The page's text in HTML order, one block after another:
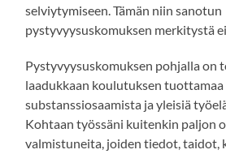
selviytymiseen. Tämän niin sanotun
pystyvyysuskomuksen merkitystä
Pystyvyysuskomuksen pohjalla on
laadukkaan koulutuksen tuottamaa
substanssiosaamista ja yleisiä
Kohtaan työssäni kuitenkin paljon
valmistuneita, joiden tiedot, taidot,